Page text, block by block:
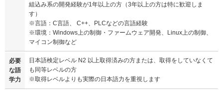
組込み系の開発経験が1年以上の方（3年以上の方は特に歓迎しま
す）
※言語：C言語、 C++、PLCなどの言語経験
※環境：Windows上の制御・ファームウェア開発、Linux上の制御、
マイコン制御など
必要
な語
学力
日本語検定レベル N2 以上取得済みの方または、取得をしていなくて
も同等レベルの方
※取得レベルよりも実際の日本語力を重視します